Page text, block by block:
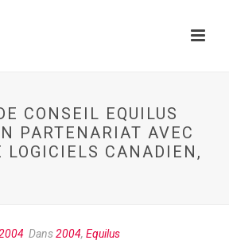
CONSEIL EQUILUS
PARTENARIAT AVEC
LOGICIELS CANADIEN,
Dans2004, Equilus